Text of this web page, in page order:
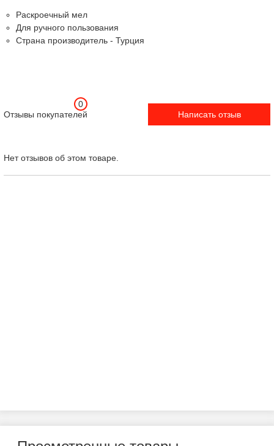
Раскроечный мел
Для ручного пользования
Страна производитель - Турция
Отзывы покупателей
0
Написать отзыв
Нет отзывов об этом товаре.